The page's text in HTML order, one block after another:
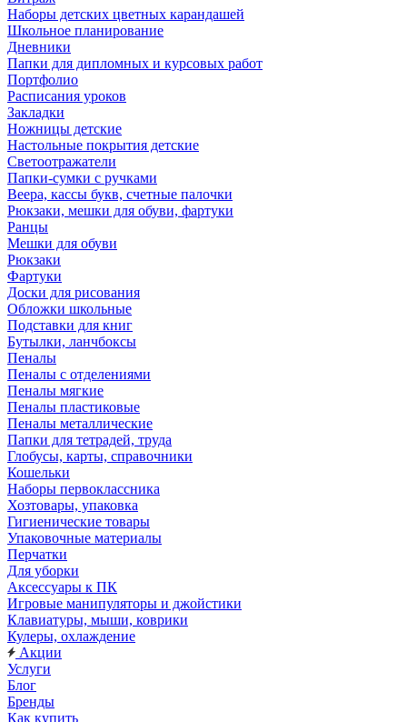
Наборы детских цветных карандашей
Школьное планирование
Дневники
Папки для дипломных и курсовых работ
Портфолио
Расписания уроков
Закладки
Ножницы детские
Настольные покрытия детские
Светоотражатели
Папки-сумки с ручками
Веера, кассы букв, счетные палочки
Рюкзаки, мешки для обуви, фартуки
Ранцы
Мешки для обуви
Рюкзаки
Фартуки
Доски для рисования
Обложки школьные
Подставки для книг
Бутылки, ланчбоксы
Пеналы
Пеналы с отделениями
Пеналы мягкие
Пеналы пластиковые
Пеналы металлические
Папки для тетрадей, труда
Глобусы, карты, справочники
Кошельки
Наборы первоклассника
Хозтовары, упаковка
Гигиенические товары
Упаковочные материалы
Перчатки
Для уборки
Аксессуары к ПК
Игровые манипуляторы и джойстики
Клавиатуры, мыши, коврики
Кулеры, охлаждение
Акции
Услуги
Блог
Бренды
Как купить